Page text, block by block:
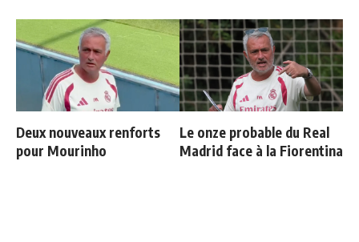
Deux nouveaux renforts
pour Mourinho
Le onze probable du Real
Madrid face à la Fiorentina